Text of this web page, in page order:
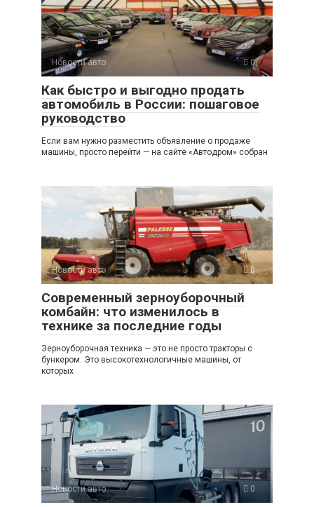
Новости авто 0
Как быстро и выгодно продать
автомобиль в России: пошаговое
руководство
Если вам нужно разместить объявление о продаже
машины, просто перейти — на сайте «Автодром» собран
Новости авто 0
Современный зерноуборочный
комбайн: что изменилось в
технике за последние годы
Зерноуборочная техника — это не просто тракторы с
бункером. Это высокотехнологичные машины, от
которых
Новости авто 0